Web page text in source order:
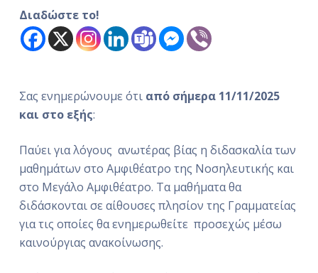
Διαδώστε το!
Σας ενημερώνουμε ότι από σήμερα 11/11/2025
και στο εξής:
Παύει για λόγους ανωτέρας βίας η διδασκαλία των
μαθημάτων στο Αμφιθέατρο της Νοσηλευτικής και
στο Μεγάλο Αμφιθέατρο. Τα μαθήματα θα
διδάσκονται σε αίθουσες πλησίον της Γραμματείας
για τις οποίες θα ενημερωθείτε προσεχώς μέσω
καινούργιας ανακοίνωσης.